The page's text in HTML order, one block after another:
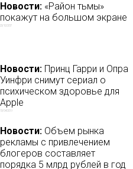
Новости: «Район тьмы»
покажут на большом экране
23/10/2017
Новости: Принц Гарри и Опра
Уинфри снимут сериал о
психическом здоровье для
Apple
13/04/2019
Новости: Объем рынка
рекламы с привлечением
блогеров составляет
порядка 5 млрд рублей в год